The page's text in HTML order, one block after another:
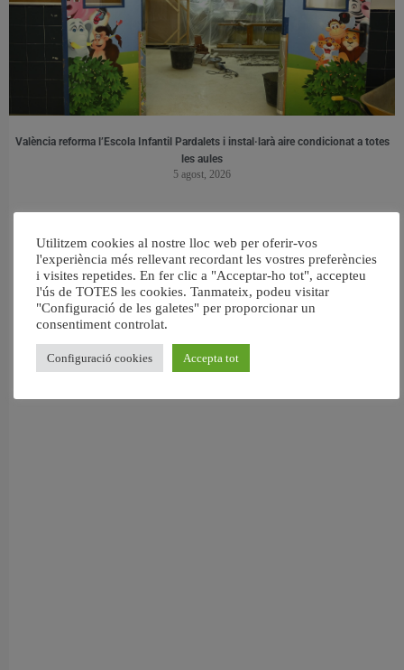
València reforma l’Escola Infantil Pardalets i instal·larà aire condicionat a totes
les aules
5 agost, 2026
Utilitzem cookies al nostre lloc web per oferir-vos
l'experiència més rellevant recordant les vostres preferències
i visites repetides. En fer clic a "Acceptar-ho tot", accepteu
l'ús de TOTES les cookies. Tanmateix, podeu visitar
"Configuració de les galetes" per proporcionar un
consentiment controlat.
Configuració cookies Accepta tot